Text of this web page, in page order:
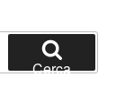
Cerca